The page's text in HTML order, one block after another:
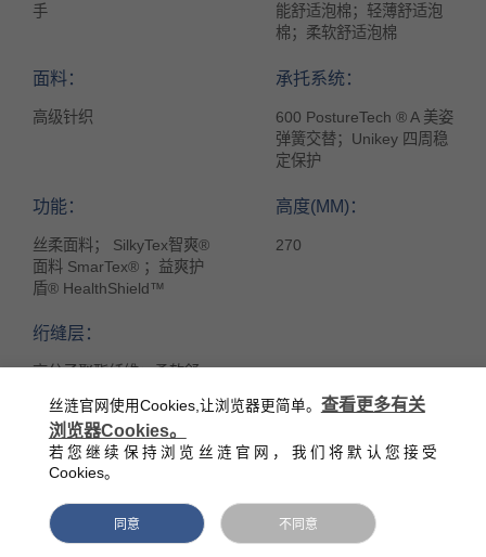
手
能舒适泡棉；轻薄舒适泡
棉；柔软舒适泡棉
面料：
高级针织
承托系统：
600 PostureTech ® A 美姿
弹簧交替；Unikey 四周稳
定保护
功能：
丝柔面料； SilkyTex智爽®
面料 SmarTex® ；益爽护
盾® HealthShield™
高度(MM)：
270
绗缝层：
高分子聚酯纤维；柔软舒
适泡棉
丝涟官网使用Cookies,让浏览器更简单。 查看更多有关
浏览器Cookies。
若您继续保持浏览丝涟官网，我们将默认您接受
Cookies。
同意 不同意